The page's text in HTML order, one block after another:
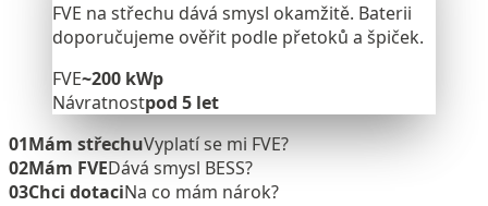
FVE na střechu dává smysl okamžitě. Baterii
doporučujeme ověřit podle přetoků a špiček.
FVE~200 kWp
Návratnostpod 5 let
01Mám střechuVyplatí se mi FVE?
02Mám FVEDává smysl BESS?
03Chci dotaciNa co mám nárok?